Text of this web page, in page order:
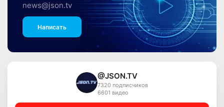
news@json.tv
Написать
@JSON.TV
7320 подписчиков
6601 видео